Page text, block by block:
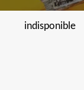
indisponible